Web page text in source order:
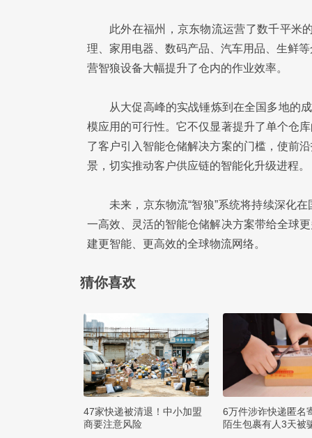
此外在福州，京东物流运营了数千平米
理、家用电器、数码产品、汽车用品、生鲜
营智狼设备大幅提升了仓内的作业效率。
从大促高峰的实战锤炼到在全国多地的
模应用的可行性。它不仅显著提升了单个仓
了客户引入智能仓储解决方案的门槛，使前
景，切实推动客户供应链的智能化升级进程。
未来，京东物流“智狼”系统将持续深化
一高效、灵活的智能仓储解决方案带给全球
建更智能、更高效的全球物流网络。
猜你喜欢
47家快递被清退！中小加盟
商要注意风险
6万件涉诈快递匿名
陌生包裹有人3天被